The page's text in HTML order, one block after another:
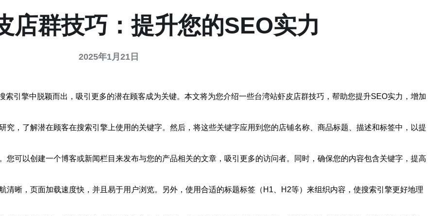
店群技巧：提升您的SEO实力
2025年1月21日
引擎中脱颖而出，吸引更多的潜在顾客成为关键。本文将为您介绍一些台湾站虾皮店群技巧，帮助您提升SEO实力，增加
究，了解潜在顾客在搜索引擎上使用的关键字。然后，将这些关键字应用到您的店铺名称、商品标题、描述和标签中，以提
您可以创建一个博客或新闻栏目来发布与您的产品相关的文章，吸引更多的访问者。同时，确保您的内容包含关键字，提高
清晰，页面加载速度快，并且易于用户浏览。另外，使用合适的标题标签（H1、H2等）来组织内容，使搜索引擎更好地理